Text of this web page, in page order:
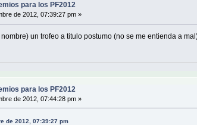
para los PF2012
de 2012, 07:39:27 pm »
un trofeo a titulo postumo (no se me entienda a
para los PF2012
de 2012, 07:44:28 pm »
de 2012, 07:39:27 pm